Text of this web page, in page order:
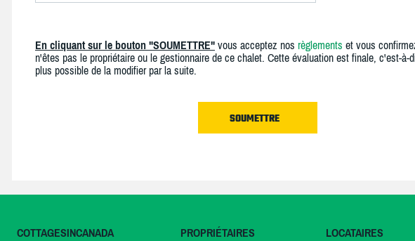
En cliquant sur le bouton "SOUMETTRE" vous acceptez nos règlements et vous
n'êtes pas le propriétaire ou le gestionnaire de ce chalet. Cette évaluation est finale, c'est-à-
plus possible de la modifier par la suite.
COTTAGESINCANADA
PROPRIÉTAIRES
LOCATAIRES